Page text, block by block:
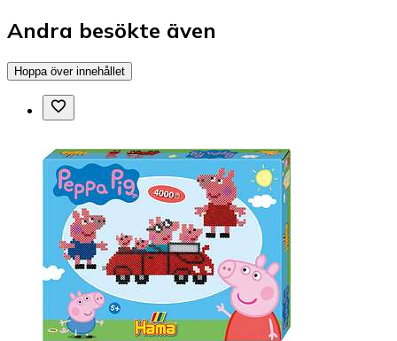
Andra besökte även
Hoppa över innehållet